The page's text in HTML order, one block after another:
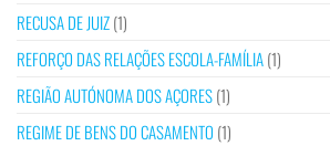
RECUSA DE JUIZ(1)
REFORÇO DAS RELAÇÕES ESCOLA-FAMÍLIA(1)
REGIÃO AUTÓNOMA DOS AÇORES(1)
REGIME DE BENS DO CASAMENTO (1)